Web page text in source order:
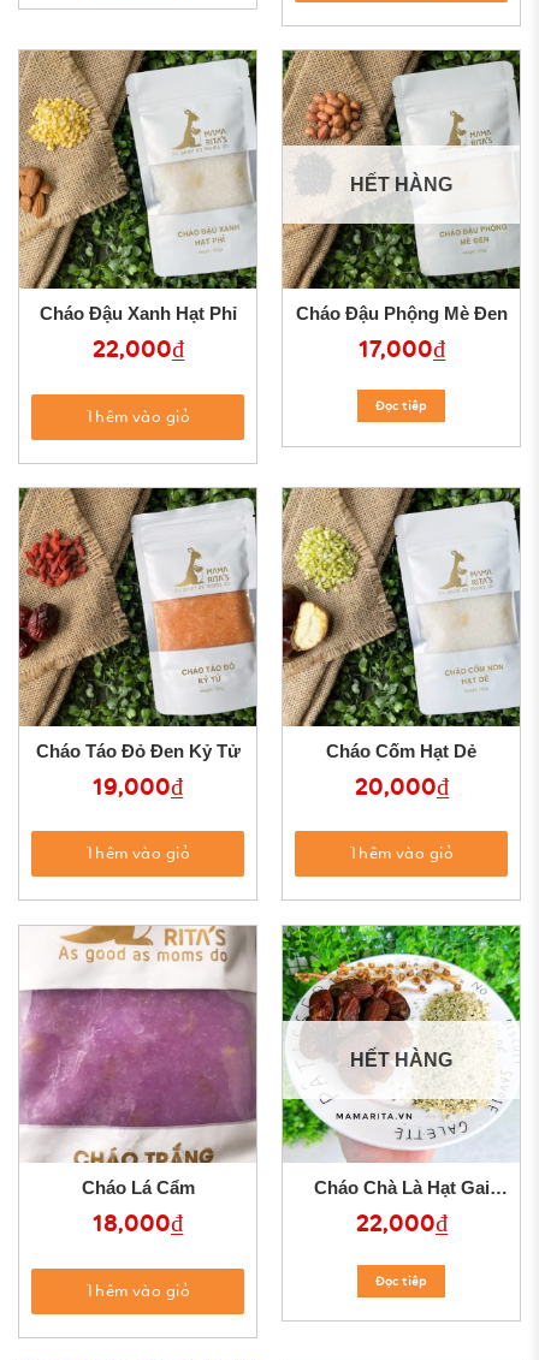
Cháo Đậu Xanh Hạt Phỉ
22,000₫
Thêm vào giỏ
HẾT HÀNG
Cháo Đậu Phộng Mè Đen
17,000₫
Đọc tiêp
Cháo Táo Đỏ Đen Kỷ Tử
19,000₫
Thêm vào giỏ
Cháo Cốm Hạt Dẻ
20,000₫
Thêm vào giỏ
Cháo Lá Cẩm
18,000₫
Thêm vào giỏ
HẾT HÀNG
Cháo Chà Là Hạt Gai
Dầu
22,000₫
Đọc tiêp